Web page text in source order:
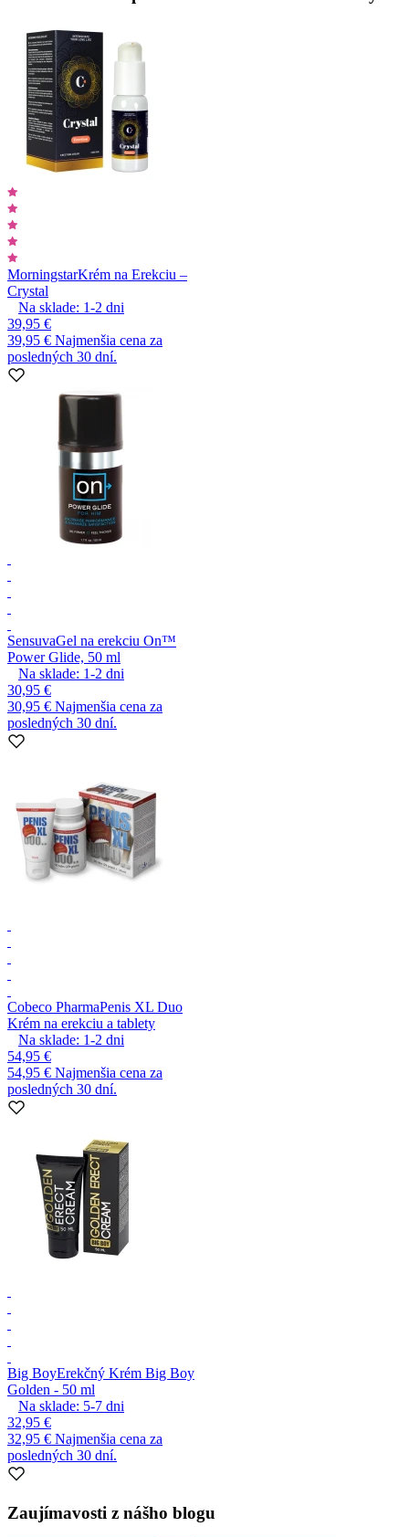
MorningstarKrém na Erekciu –
Crystal
Na sklade: 1-2 dni
39,95 €
39,95 € Najmenšia cena za
posledných 30 dní.
SensuvaGel na erekciu On™
Power Glide, 50 ml
Na sklade: 1-2 dni
30,95 €
30,95 € Najmenšia cena za
posledných 30 dní.
Cobeco PharmaPenis XL Duo
Krém na erekciu a tablety
Na sklade: 1-2 dni
54,95 €
54,95 € Najmenšia cena za
posledných 30 dní.
Big BoyErekčný Krém Big Boy
Golden - 50 ml
Na sklade: 5-7 dni
32,95 €
32,95 € Najmenšia cena za
posledných 30 dní.
Zaujímavosti z nášho blogu